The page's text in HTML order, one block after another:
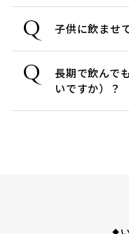
Q 子供に飲ませ
Q
長期で飲んで
いですか）？
◆